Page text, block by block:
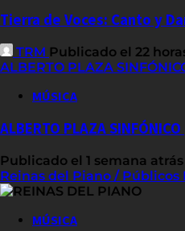
Tierra de Voces: Canto y
TRM Publicado el 22
ALBERTO PLAZA
MÚSICA
ALBERTO PLAZA SINFÓNICO
Publicado el 1 semana atrás
Reinas del Piano /
MÚSICA